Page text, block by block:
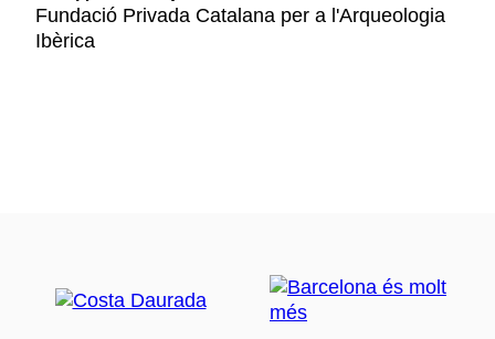
Fundació Privada Catalana per a l'Arqueologia
Ibèrica